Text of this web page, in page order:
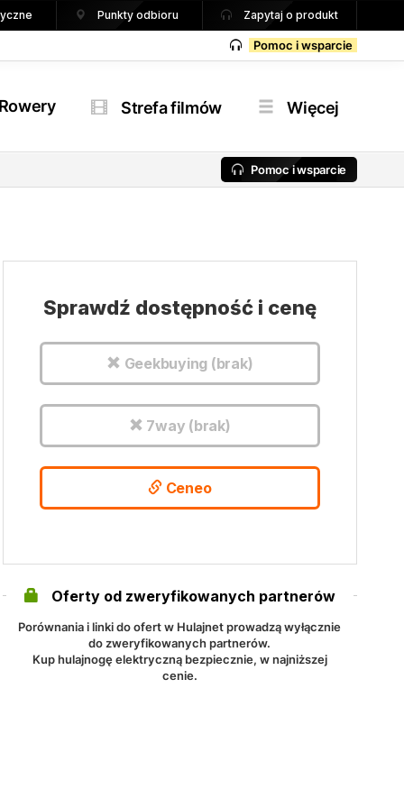
Punkty odbioru Zapytaj o produkt
Pomoc i wsparcie
Rowery Strefa filmów Więcej
Pomoc i wsparcie
Sprawdź dostępność i cenę
Geekbuying (brak)
7way (brak)
Ceneo
Oferty od zweryfikowanych partnerów
Porównania i linki do ofert w Hulajnet prowadzą wyłącznie
do zweryfikowanych partnerów.
Kup hulajnogę elektryczną bezpiecznie, w najniższej
cenie.